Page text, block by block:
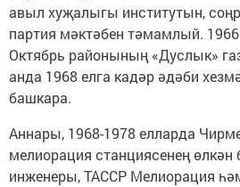
авыл хуҗалыгы институтын,
партия мәктәбен тәмамлый.
Октябрь районының «Дуслык»
анда 1968 елга кадәр әдәби
башкара.
Аннары, 1968-1978 елларда
мелиорация станциясенең өлкән
инженеры, ТАССР Мелиорация